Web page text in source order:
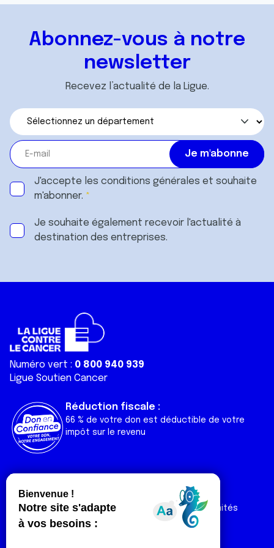
services.
Abonnez-vous à notre
newsletter
Recevez l’actualité de la Ligue.
J'accepte les conditions générales et souhaite
m'abonner.
Je souhaite également recevoir l'actualité à
destination des entreprises.
Numéro vert : 0 800 940 939
Ligue Soutien Cancer
Réduction fiscale :
66 % de votre don est déductible de votre
impôt sur le revenu
Liens utiles
Nos actualités
Nos publications
Contact
Espace Ligue & comités
Espace chercheur